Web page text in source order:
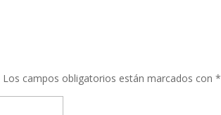
Los campos obligatorios están marcados con*